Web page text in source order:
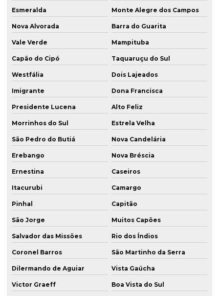
Esmeralda Monte Alegre dos Campos
Nova Alvorada Barra do Guarita
Vale Verde Mampituba
Capão do Cipó Taquaruçu do Sul
Westfália Dois Lajeados
Imigrante Dona Francisca
Presidente Lucena Alto Feliz
Morrinhos do Sul Estrela Velha
São Pedro do Butiá Nova Candelária
Erebango Nova Bréscia
Ernestina Caseiros
Itacurubi Camargo
Pinhal Capitão
São Jorge Muitos Capões
Salvador das Missões Rio dos Índios
Coronel Barros São Martinho da Serra
Dilermando de Aguiar Vista Gaúcha
Victor Graeff Boa Vista do Sul